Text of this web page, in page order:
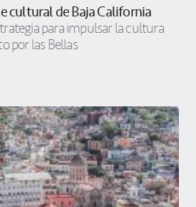
cultural de Baja California
para impulsar la cultura
por las Bellas